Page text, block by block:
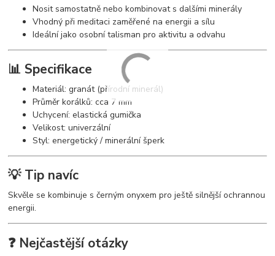
Nosit samostatně nebo kombinovat s dalšími minerály
Vhodný při meditaci zaměřené na energii a sílu
Ideální jako osobní talisman pro aktivitu a odvahu
📊 Specifikace
Materiál: granát (přírodní minerál)
Průměr korálků: cca 7 mm
Uchycení: elastická gumička
Velikost: univerzální
Styl: energetický / minerální šperk
💡 Tip navíc
Skvěle se kombinuje s černým onyxem pro ještě silnější ochrannou
energii.
❓ Nejčastější otázky